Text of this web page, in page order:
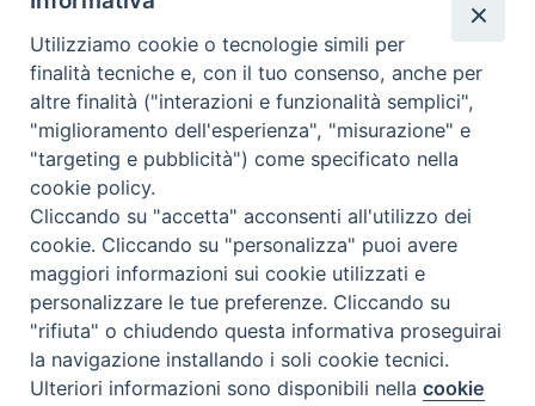
Diocesi di Melfi Rapolla Venosa
• Largo Duomo, 12 - 85025 MELFI (PZ) •
Tel. 0972238604
PEC ufficiale della Diocesi:
diocesi.melfi_rapolla_venosa@legalmail.it
Preferenze Cookie
Utilizziamo cookie o tecnologie simili per
finalità tecniche e, con il tuo consenso, anche per
altre finalità ("interazioni e funzionalità semplici",
"miglioramento dell'esperienza", "misurazione" e
"targeting e pubblicità") come specificato nella
cookie policy.
Cliccando su "accetta" acconsenti all'utilizzo dei
cookie. Cliccando su "personalizza" puoi avere
maggiori informazioni sui cookie utilizzati e
personalizzare le tue preferenze. Cliccando su
"rifiuta" o chiudendo questa informativa proseguirai
la navigazione installando i soli cookie tecnici.
Ulteriori informazioni sono disponibili nellacookie